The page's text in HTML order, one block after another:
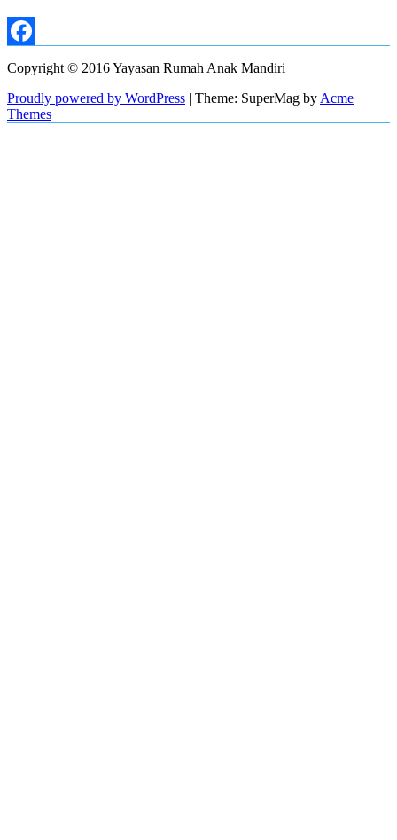
Copyright © 2016 Yayasan Rumah Anak Mandiri
Proudly powered by WordPress | Theme: SuperMag by Acme
Themes